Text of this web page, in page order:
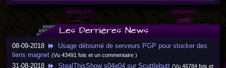
Les Dernières News
08-09-2018
Usage détourné de serveurs PGP pour stocker des
liens magnet (Vu 43491 fois et un commentaire )
31-08-2018 StealThisShow s04e04 sur Scuttlebutt (Vu 46784 fois et